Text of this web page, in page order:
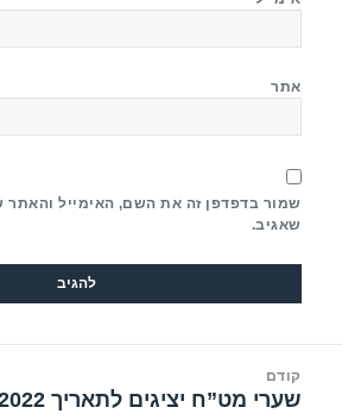
אתר
שמור בדפדפן זה את השם, האימייל והאתר
שאגיב.
קודם
הפוסט
שערי מט”ח יציגים לתאריך 30/05/2022